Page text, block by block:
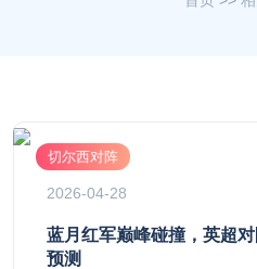
切尔西对阵
2026-04-28
蓝月红军巅峰碰撞，英超
预测